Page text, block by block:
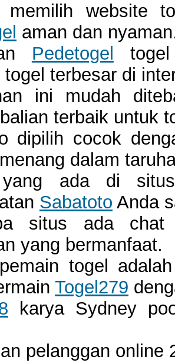
memilih website
aman dan
Pedetogel
togel
togel terbesar di
ini mudah
terbaik untuk
dipilih cocok
dalam
yang ada di
Sabatoto Anda
situs ada
yang bermanfaat.
togel
Togel279
karya Sydney
pelanggan online